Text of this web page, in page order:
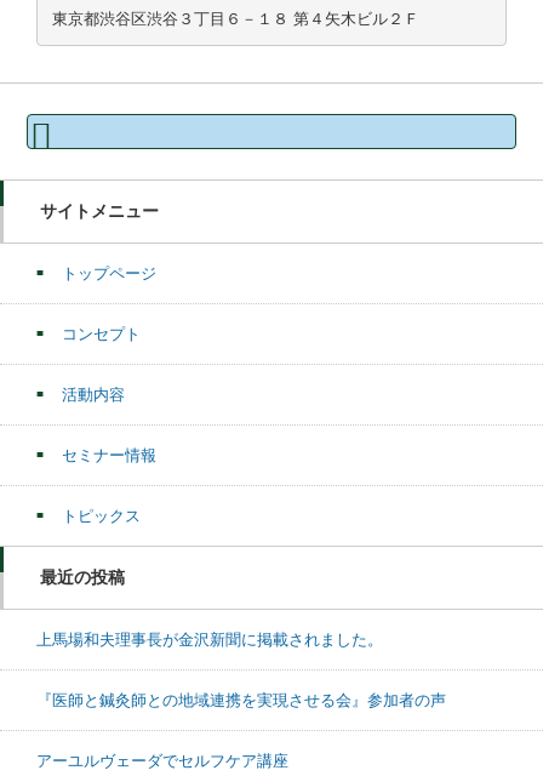
東京都渋谷区渋谷３丁目６－１８ 第４矢木ビル２Ｆ
検
サイトメニュー
トップページ
コンセプト
活動内容
セミナー情報
トピックス
最近の投稿
上馬場和夫理事長が金沢新聞に掲載されました。
『医師と鍼灸師との地域連携を実現させる会』参加者の声
アーユルヴェーダでセルフケア講座